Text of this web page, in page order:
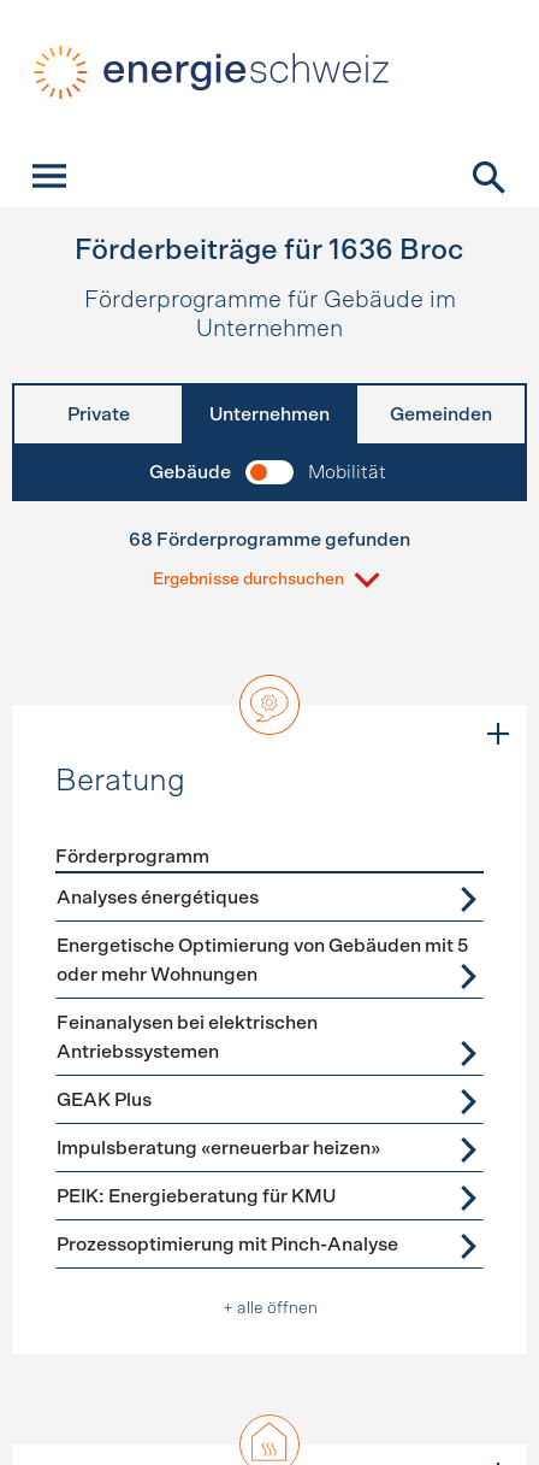
Förderbeiträge für 1636 Broc
Förderprogramme für Gebäude im
Unternehmen
Private Unternehmen Gemeinden
Gebäude Mobilität
68 Förderprogramme gefunden
Ergebnisse durchsuchen
Beratung
Förderprogramme
Förderprogramm
Analyses énergétiques
Energetische Optimierung von Gebäuden mit 5
oder mehr Wohnungen
Feinanalysen bei elektrischen
Antriebssystemen
GEAK Plus
Impulsberatung «erneuerbar heizen»
PEIK: Energieberatung für KMU
Prozessoptimierung mit Pinch-Analyse
+ alle öffnen